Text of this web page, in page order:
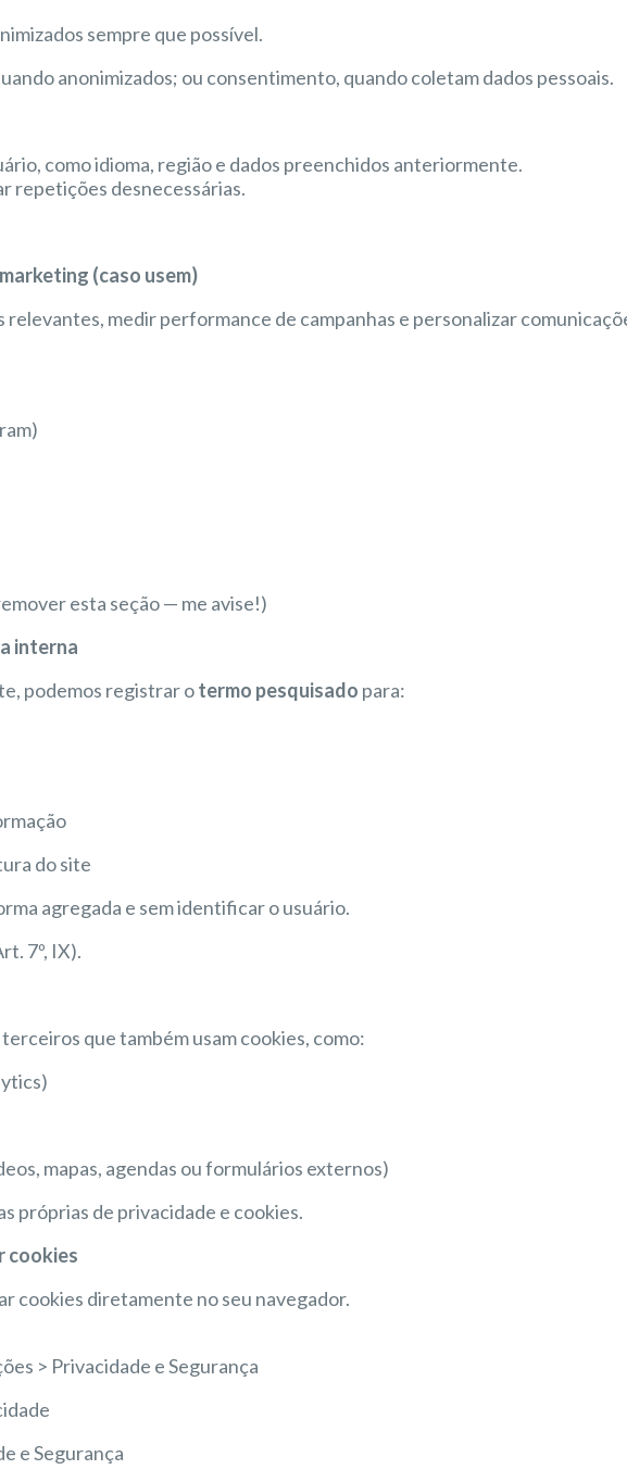
sempre que possível.
anonimizados; ou consentimento, quando coletam dados pessoais.
como idioma, região e dados preenchidos anteriormente.
repetições desnecessárias.
(caso usem)
relevantes, medir performance de campanhas e personalizar
esta seção — me avise!)
interna
podemos registrar otermo pesquisado para:
do site
agregada e sem identificar o usuário.
7º, IX).
que também usam cookies, como:
mapas, agendas ou formulários externos)
próprias de privacidade e cookies.
cookies
cookies diretamente no seu navegador.
> Privacidade e Segurança
e Segurança